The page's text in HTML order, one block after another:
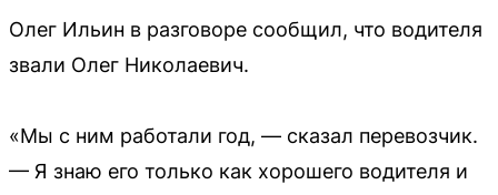
Олег Ильин в разговоре сообщил, что водителя
звали Олег Николаевич.
«Мы с ним работали год, — сказал перевозчик.
— Я знаю его только как хорошего водителя и